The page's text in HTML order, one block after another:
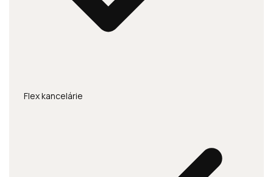
Flex kancelárie